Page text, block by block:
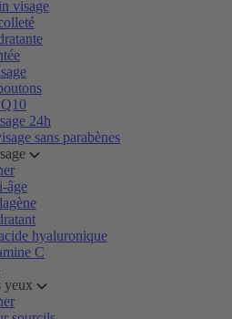
visage
24h
sans parabènes
âge
hyaluronique
C
yeux